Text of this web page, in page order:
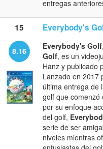
entregas
15 Everybody's
8.16 Everybody's Golf
Golf, es un
Hanz y publicado
Lanzado en 2017
última entrega de
golf que comenzó
por su enfoque
del golf,
serie de ser
niveles mientras